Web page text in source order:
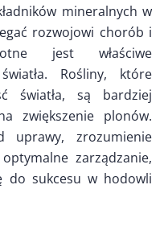
mineralnych w
rozwojowi chorób i
jest właściwe
Rośliny, które
światła, są bardziej
zwiększenie plonów.
uprawy, zrozumienie
zarządzanie,
do sukcesu w hodowli